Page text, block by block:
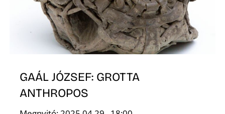
GAÁL JÓZSEF: GROTTA
ANTHROPOS